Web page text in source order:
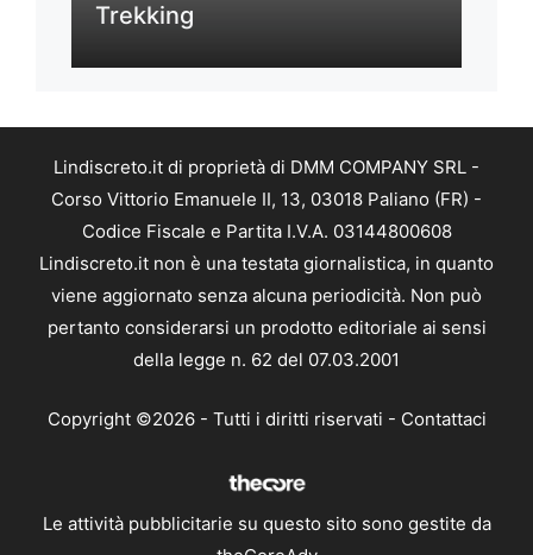
Trekking
Lindiscreto.it di proprietà di DMM COMPANY SRL -
Corso Vittorio Emanuele II, 13, 03018 Paliano (FR) -
Codice Fiscale e Partita I.V.A. 03144800608
Lindiscreto.it non è una testata giornalistica, in quanto
viene aggiornato senza alcuna periodicità. Non può
pertanto considerarsi un prodotto editoriale ai sensi
della legge n. 62 del 07.03.2001
Copyright ©2026 - Tutti i diritti riservati - Contattaci
Le attività pubblicitarie su questo sito sono gestite da